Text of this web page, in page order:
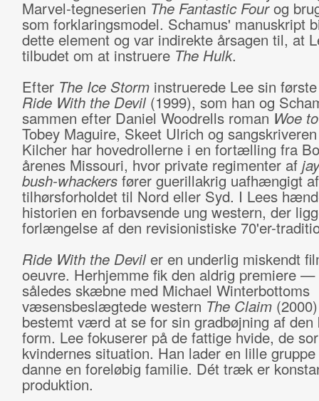
Marvel-tegneserien The Fantastic Fourog
som forklaringsmodel. Schamus' manuskript
dette element og var indirekte årsagen til, at
tilbudet om at instruere The Hulk.
Efter The Ice Storminstruerede Lee sin
Ride With the Devil(1999), som han og
sammen efter Daniel Woodrells romanWoe
Tobey Maguire, Skeet Ulrich og
Kilcher har hovedrollerne i en fortælling fra
årenes Missouri, hvor private regimenter af
bush-whackersfører guerillakrig uafhængigt af
tilhørsforholdet til Nord eller Syd. I Lees
historien en forbavsende ung western, der
forlængelse af den revisionistiske 70'er-
Ride With the Deviler en underlig miskendt
oeuvre. Herhjemme fik den aldrig premiere —
således skæbne med Michael Winterbottoms
væsensbeslægtede western The Claim
bestemt værd at se for sin gradbøjning af den
form. Lee fokuserer på de fattige hvide, de
kvindernes situation. Han lader en lille
danne en foreløbig familie. Dét træk er
produktion.